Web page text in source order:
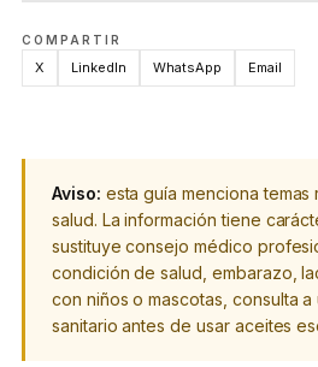
COMPARTIR
X LinkedIn WhatsApp Email
Aviso: esta guía menciona
salud. La información tiene
sustituye consejo médico
condición de salud, embarazo,
con niños o mascotas, consulta
sanitario antes de usar aceites